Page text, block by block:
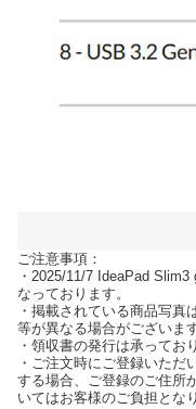
ご注意事項：
・2025/11/7 IdeaPad
なっております。
・掲載されている商品写真
等が異なる場合がございます
・領収書の発行は承ってお
・ご注文時にご登録いただ
する場合、ご登録のご住所
いてはお客様のご負担とな